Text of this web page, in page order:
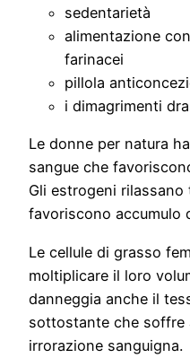
sedentarietà
alimentazione
farinacei
pillola
i dimagrimenti
Le donne per natura
sangue che
Gli estrogeni
favoriscono accumulo
Le cellule di grasso
moltiplicare il loro
danneggia anche il
sottostante che soffre
irrorazione sanguigna.